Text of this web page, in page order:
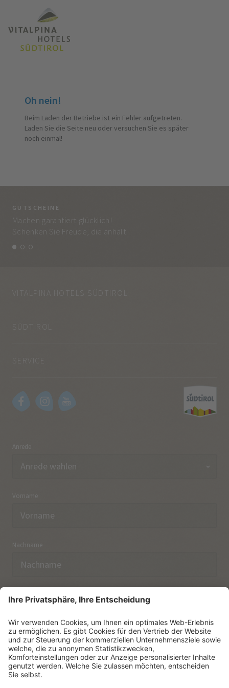
Oh nein!
Beim Laden der Betriebe ist ein Fehler aufgetreten.
Laden Sie die Seite neu oder versuchen Sie es später
noch einmal!
GUTSCHEINE
Machen garantiert glücklich!
Schenken Sie Freude, die anhält.
VITALPINA HOTELS SÜDTIROL
Anrede
Vorname
Nachname
Ich habe dieDatenschutzerklärungzur Kenntnis
genommen.